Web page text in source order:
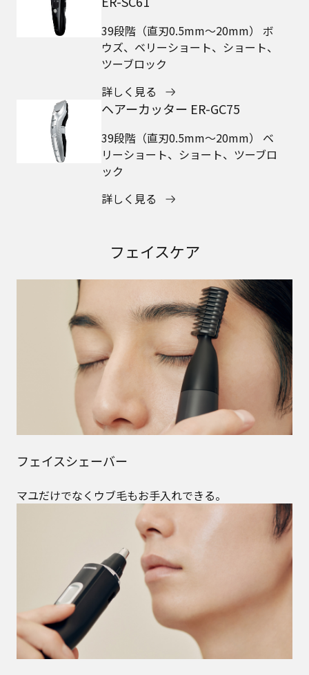
39段階（直刃0.5mm～20mm） ボ
ウズ、ベリーショート、ショート、
ツーブロック
詳しく見る
ヘアーカッター ER-GC75
39段階（直刃0.5mm～20mm） ベ
リーショート、ショート、ツーブロ
ック
詳しく見る
フェイスケア
フェイスシェーバー
マユだけでなくウブ毛もお手入れできる。